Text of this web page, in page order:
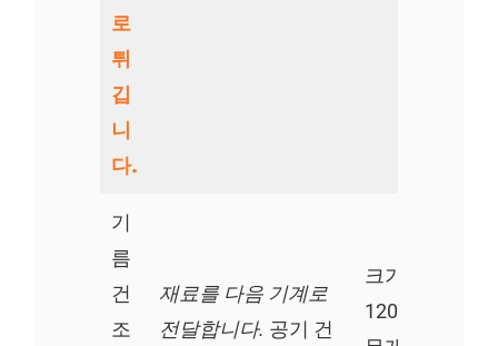
로
튀
깁
니
다.
기
름
건
조
재료를 다음 기계로
전달합니다. 공기 건
크기: